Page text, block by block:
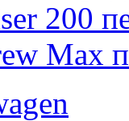
200
Max